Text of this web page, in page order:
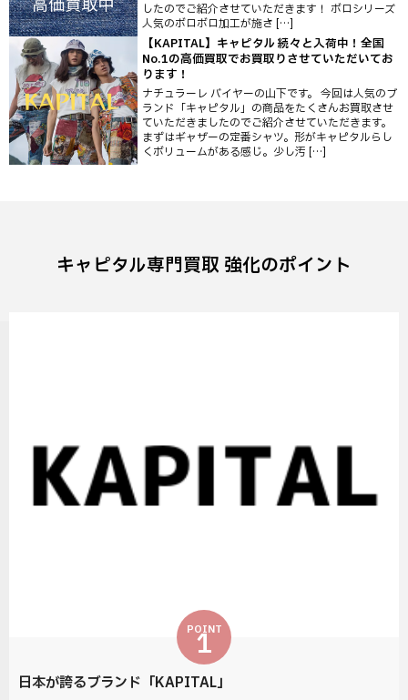
したのでご紹介させていただきます！ ボロシリーズ
人気のボロボロ加工が施さ […]
【KAPITAL】キャピタル 続々と入荷中！全国
No.1の高価買取でお買取りさせていただいてお
ります！
ナチュラーレ バイヤーの山下です。 今回は人気のブ
ランド「キャピタル」の商品をたくさんお買取させ
ていただきましたのでご紹介させていただきます。
まずはギャザーの定番シャツ。形がキャピタルらし
くボリュームがある感じ。少し汚 […]
キャピタル専門買取 強化のポイント
POINT
1
日本が誇るブランド「KAPITAL」